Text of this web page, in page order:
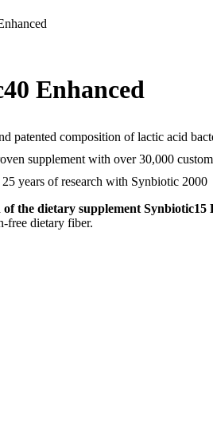
Enhanced
patented composition of lactic acid
supplement with over 30,000
25 years of research with Synbiotic 2000
the dietary supplement Synbiotic15
free dietary fiber.